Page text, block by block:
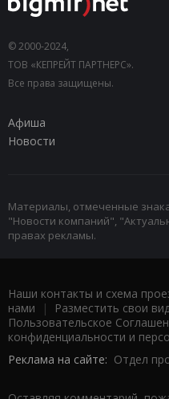
© 2000-2024,
ТОВ «КЕПРЕЙТ ПАРТНЕРС».
Все права защищены.
Афиша
Новости
Материалы, отмеченные
"Новости компаний",
правах рекламы.
Наши контакты и схема
нами | Разместить свои
Пользовательское
конфиденциальности и
Реклама на сайте: Отдел